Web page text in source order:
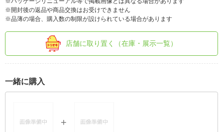
※開封後の返品や商品交換はお受けできません
※品薄の場合、購入数の制限が設けられている場合があります
店舗に取り置く（在庫・展示一覧）
一緒に購入